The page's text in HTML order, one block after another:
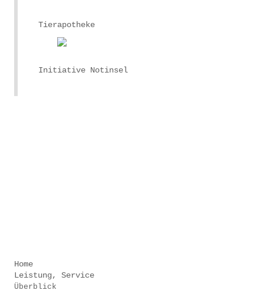
Tierapotheke
Initiative Notinsel
Home
Leistung, Service
Überblick